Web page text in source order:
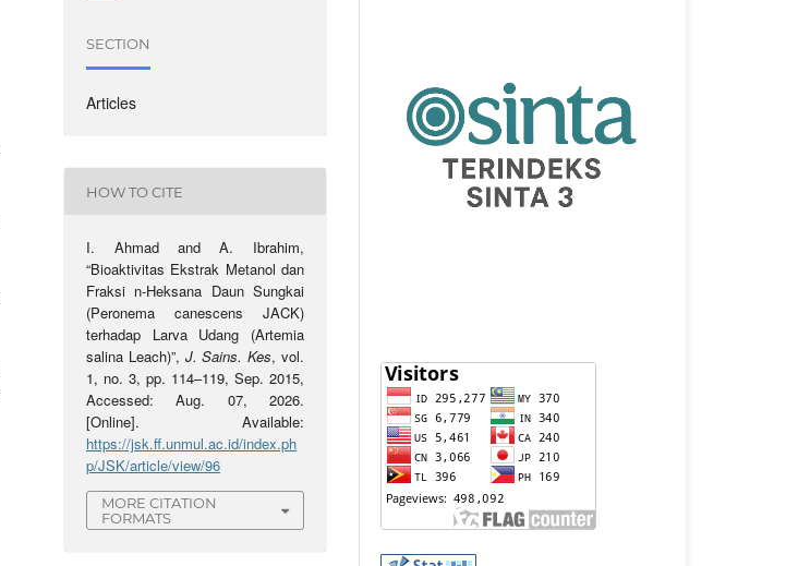
SECTION
Articles
HOW TO CITE
I. Ahmad and A. Ibrahim,
“Bioaktivitas Ekstrak Metanol dan
Fraksi n-Heksana Daun Sungkai
(Peronema canescens JACK)
terhadap Larva Udang (Artemia
salina Leach)”, J. Sains. Kes, vol.
1, no. 3, pp. 114–119, Sep. 2015,
Accessed: Aug. 07, 2026.
[Online]. Available:
https://jsk.ff.unmul.ac.id/index.ph
p/JSK/article/view/96
MORE CITATION
FORMATS